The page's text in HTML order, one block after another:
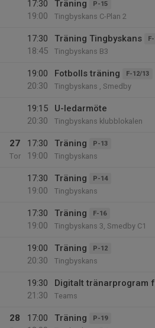
17:30
19:00
Träning P-15
Tingbyskans C-Plan 2
17:30
18:45
Träning Tingbyskans
Tingbyskans B3
19:00
20:30
Fotbolls träning F-12/13
Tingbyskans , Smedby
19:15
20:30
U-ledarmöte
Tingbyskans klubblokalen
27
Tor
17:30
19:00
Träning P-13
Tingbyskans
17:30
19:00
Träning P-14
Tingbyskans
17:30
19:00
Träning F-16
Tingbyskans 3, Smedby C1
19:00
20:30
Träning P-12
Tingbyskans
19:30
21:30
Digitalt tränarprogram
Teams
28
17:00
Träning P-19